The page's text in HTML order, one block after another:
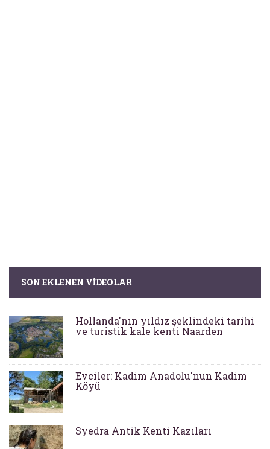
SON EKLENEN VIDEOLAR
Hollanda'nın yıldız şeklindeki tarihi
ve turistik kale kenti Naarden
Evciler: Kadim Anadolu'nun Kadim
Köyü
Syedra Antik Kenti Kazıları